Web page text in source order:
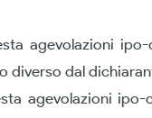
agevolazioni
diverso dal
agevolazioni